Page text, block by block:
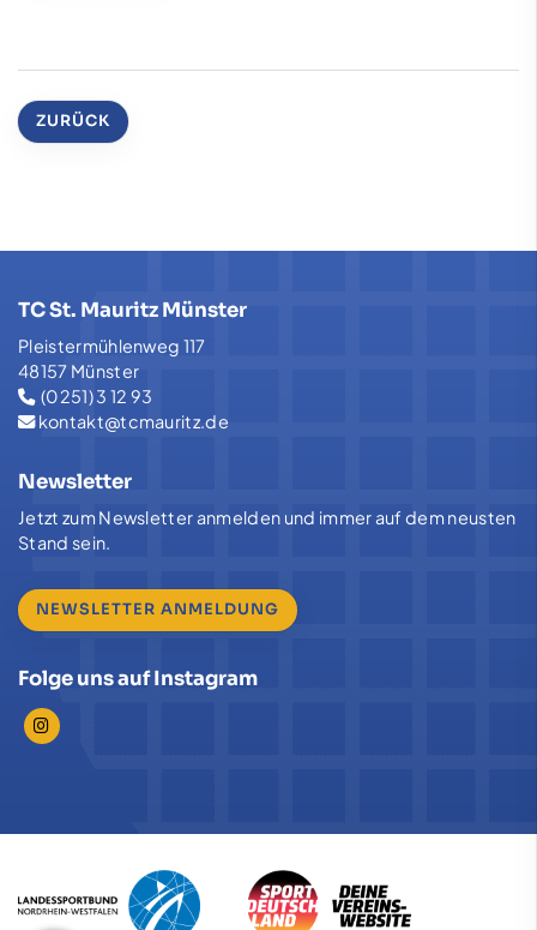
ZURÜCK
TC St. Mauritz Münster
Pleistermühlenweg 117
48157 Münster
(0251) 3 12 93
kontakt@tcmauritz.de
Newsletter
Jetzt zum Newsletter anmelden und immer auf dem neusten
Stand sein.
NEWSLETTER ANMELDUNG
Folge uns auf Instagram